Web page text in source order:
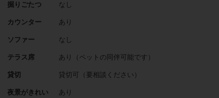
掘りごたつ なし
カウンター あり
ソファー なし
テラス席 あり（ペットの同伴可能です）
貸切 貸切可（要相談ください）
夜景がきれい
あり